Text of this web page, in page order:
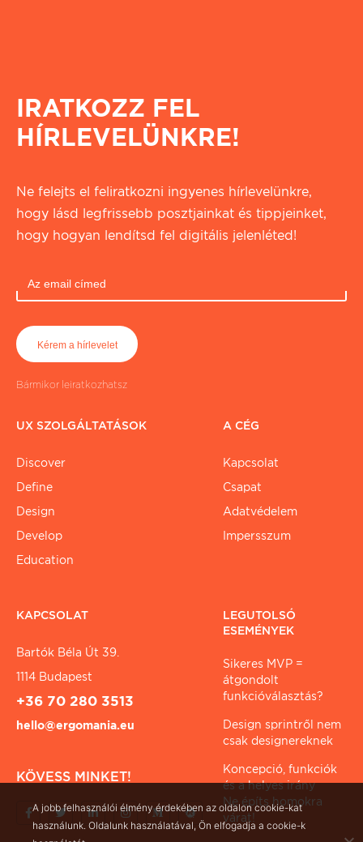
IRATKOZZ FEL
HÍRLEVELÜNKRE!
Ne felejts el feliratkozni ingyenes hírlevelünkre,
hogy lásd legfrissebb posztjainkat és tippjeinket,
hogy hogyan lendítsd fel digitális jelenléted!
Bármikor leiratkozhatsz
UX SZOLGÁLTATÁSOK
Discover
Define
Design
Develop
Education
A CÉG
Kapcsolat
Csapat
Adatvédelem
Impersszum
KAPCSOLAT
Bartók Béla Út 39.
1114 Budapest
+36 70 280 3513
hello@ergomania.eu
KÖVESS MINKET!
LEGUTOLSÓ
ESEMÉNYEK
Sikeres MVP =
átgondolt
funkcióválasztás?
Design sprintről nem
csak designereknek
Koncepció, funkciók
és a helyes irány
Ne építs homokra
várat!
A jobb felhasználói élmény érdekében az oldalon cookie-kat
használunk. Oldalunk használatával, Ön elfogadja a cookie-k